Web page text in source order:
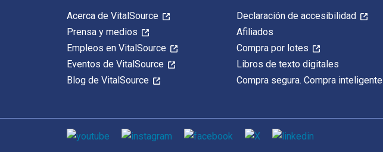
Acerca de VitalSource
Prensa y medios
Empleos en VitalSource
Eventos de VitalSource
Blog de VitalSource
Declaración de accesibilidad
Afiliados
Compra por lotes
Libros de texto digitales
Compra segura. Compra inteligente
Medios de comunicación social